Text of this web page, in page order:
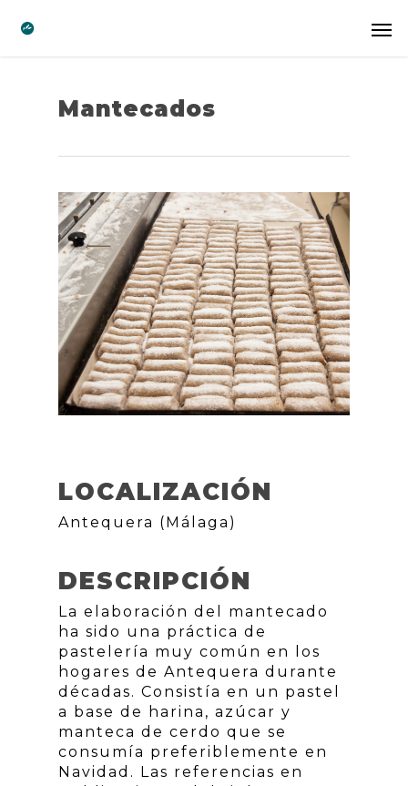
Mantecados
LOCALIZACIÓN
Antequera (Málaga)
DESCRIPCIÓN
La elaboración del mantecado
ha sido una práctica de
pastelería muy común en los
hogares de Antequera durante
décadas. Consistía en un pastel
a base de harina, azúcar y
manteca de cerdo que se
consumía preferiblemente en
Navidad. Las referencias en